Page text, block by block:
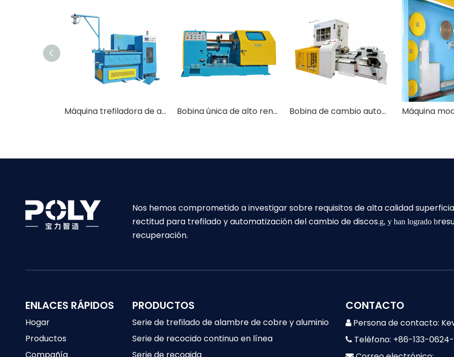
Máquina trefiladora de alambre fino de alto rendimiento Bobina única de alto rendimiento Bobina de cambio automático confiable
Nos hemos comprometido a investigar sobre requisitos de alta calidad
rectitud para trefilado y automatización del cambio de discos.g, y han logrado b
recuperación.
ENLACES RÁPIDOS
Hogar
Productos
PRODUCTOS
Serie de trefilado de alambre de cobre y aluminio
Serie de recocido continuo en línea
CONTACTO
 Persona de contacto:
Teléfono: +86-133-